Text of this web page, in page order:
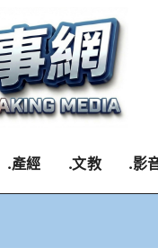
.產經 .文教 .影